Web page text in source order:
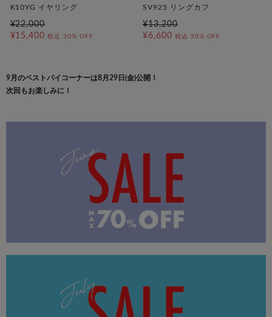
K10YG イヤリング
¥22,000
¥15,400 税込 30% OFF
SV925 リングカフ
¥13,200
¥6,600 税込 50% OFF
9月のベストバイコーナーは8月29日(金)公開！
次回もお楽しみに！